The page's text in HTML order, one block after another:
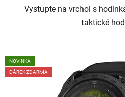
Vystupte na vrchol s
taktické
NOVINKA
DÁREK ZDARMA